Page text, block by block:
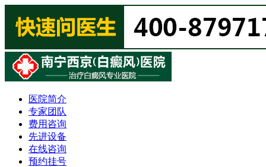
医院简介
专家团队
费用咨询
先进设备
在线咨询
预约挂号